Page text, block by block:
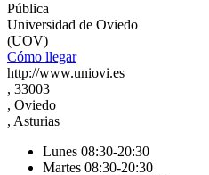
Pública
Universidad de Oviedo
(UOV)
Cómo llegar
http://www.uniovi.es
, 33003
, Oviedo
, Asturias
Lunes 08:30-20:30
Martes 08:30-20:30